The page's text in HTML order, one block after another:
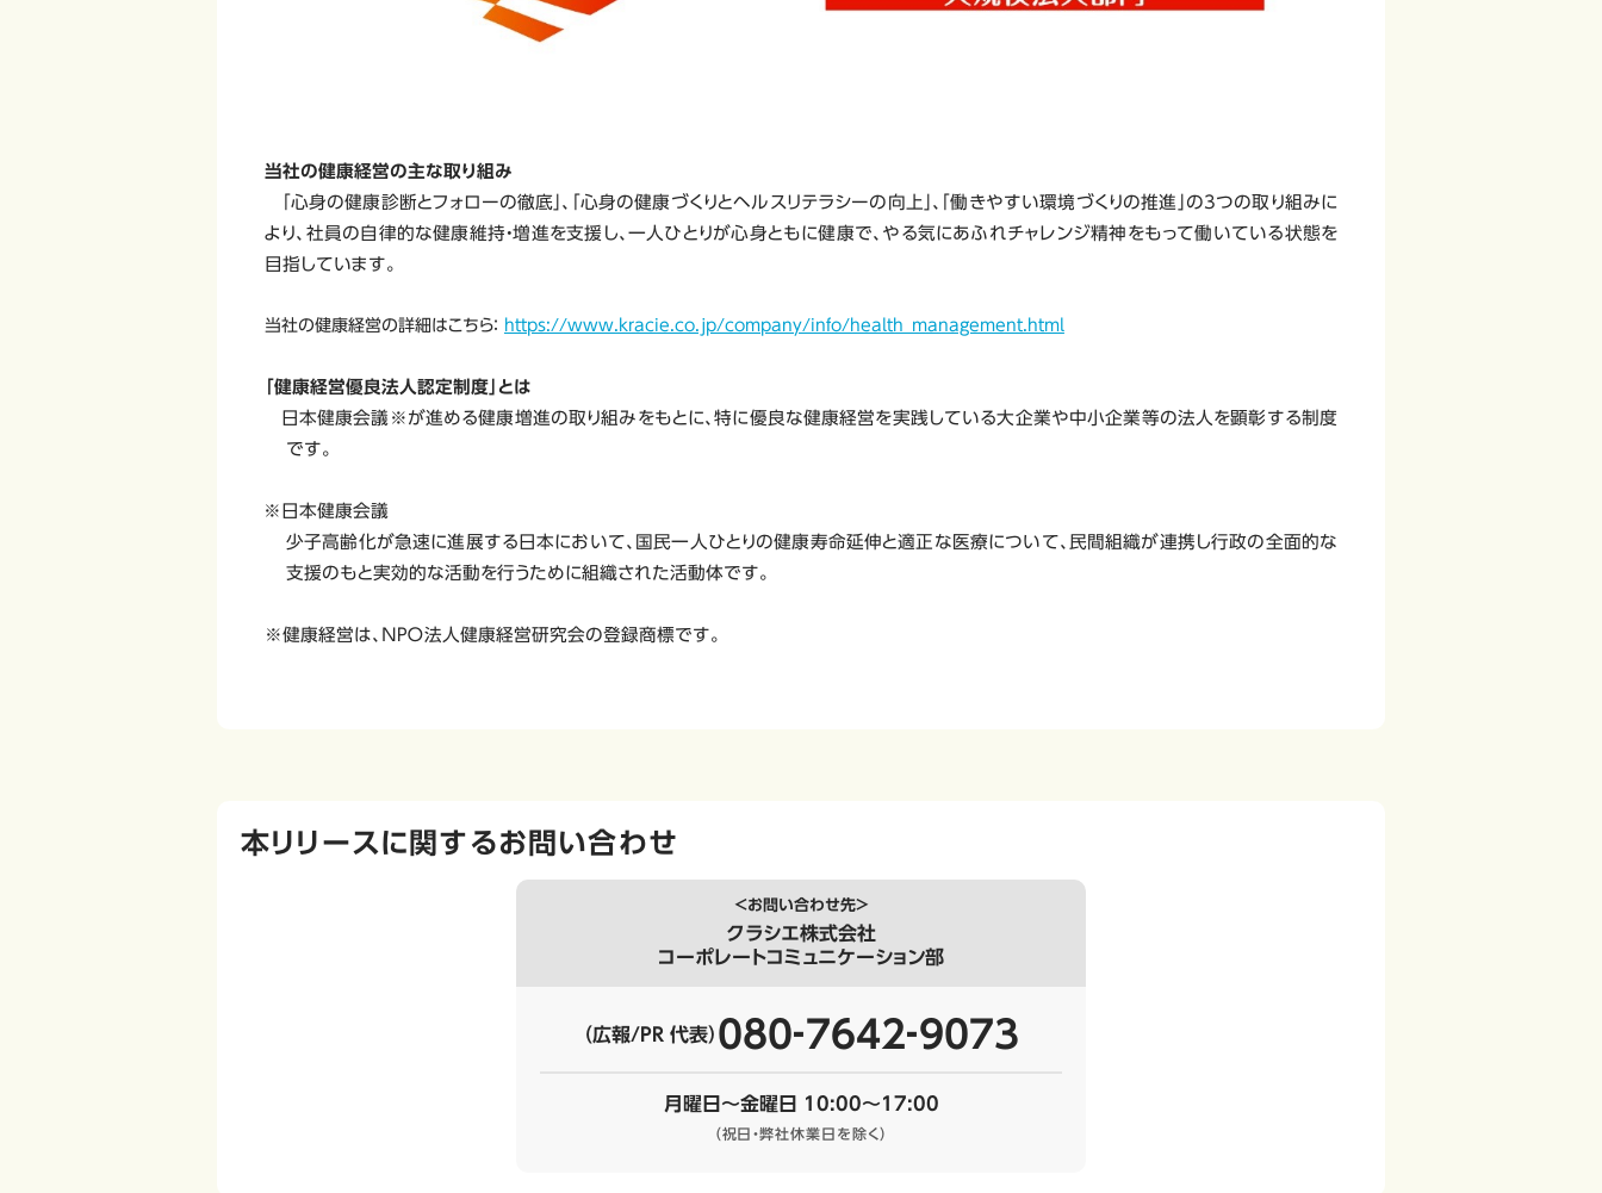
当社の健康経営の主な取り組み
「心身の健康診断とフォローの徹底」、「心身の健康づくりとヘルスリテラシーの向上」、「働きやすい環境づくりの推進」の3つの取り組みに
より、社員の自律的な健康維持・増進を支援し、一人ひとりが心身ともに健康で、やる気にあふれチャレンジ精神をもって働いている状態を
目指しています。
当社の健康経営の詳細はこちら： https://www.kracie.co.jp/company/info/health_management.html
「健康経営優良法人認定制度」とは
日本健康会議※が進める健康増進の取り組みをもとに、特に優良な健康経営を実践している大企業や中小企業等の法人を顕彰する制度
です。
※ 日本健康会議
少子高齢化が急速に進展する日本において、国民一人ひとりの健康寿命延伸と適正な医療について、民間組織が連携し行政の全面的な
支援のもと実効的な活動を行うために組織された活動体です。
※健康経営は、ＮＰＯ法人健康経営研究会の登録商標です。
本リリースに関するお問い合わせ
＜お問い合わせ先＞
クラシエ株式会社
コーポレートコミュニケーション部
（広報/PR 代表） 080‐7642‐9073
月曜日～金曜日 10:00～17:00
（祝日・弊社休業日を除く）